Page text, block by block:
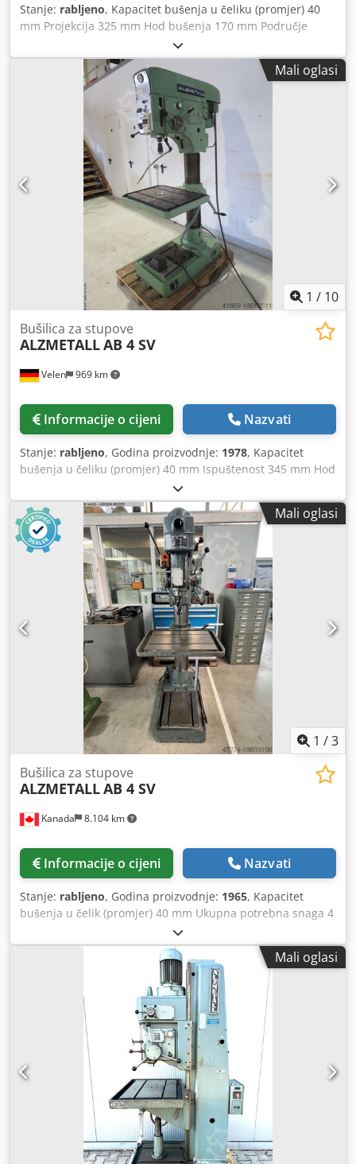
Stanje: rabljeno, Kapacitet bušenja u čeliku (promjer) 40
mm Projekcija 325 mm Hod bušenja 170 mm Područje
stezanja stola 730 x 590 mm Brzina 130 - 1200 o/min
Posmak 0,09 - 0,16 - 0,28 mm/okr Držač alata MK 4 Ukupna
potrebna snaga 1,8 kW Težina stroja cca. 0,7 t Dimenzije D
x Š x V 1,2 x 0,8 x 2,15 m Bušite s: Crsdpfx Agjwn T A Uo Def
hraniti 2 stupnja prijenosa Lijeva/desna rotacija Nožni
prekidač Svjetlo stroja
Mali oglasi
1 / 10
Velen 969 km
Bušilica za stupove
ALZMETALLAB 4 SV
Informacije o cijeni Nazvati
Stanje: rabljeno, Godina proizvodnje: 1978, Kapacitet
bušenja u čeliku (promjer) 40 mm Ispuštenost 345 mm Hod
bušenja 200 mm Površina stola za stezanje 720 x 560 mm
Crjdpfx Aov Ehftog Dsf Broj okretaja 60 - 765 o/min
Automatski posmak 0,15 - 0,2 - 0,3 - 0,36 mm/okret Prihvat
alata MK 4 Ukupna potrebna snaga 3,0 kW Težina stroja
cca 0,4 t Bušilica s: Automatskim posmakom 2 stupnja
prijenosa Desni/lijevi smjer vrtnje Nožna pedala Pumpa
rashladne tekućine Strojna svjetiljka Nova brzostezna glava
Mali oglasi
1 /3
Kanada 8.104 km
Bušilica za stupove
ALZMETALLAB 4 SV
Informacije o cijeni Nazvati
Stanje: rabljeno, Godina proizvodnje: 1965, Kapacitet
bušenja u čelik (promjer) 40 mm Ukupna potrebna snaga 4
kW PONUDA Možemo vam ponuditi neobvezujuće
informacije sa zaliha, rezervirane su pogreške i prethodna
prodaja, ponuda: A L Z M E T A L L Teška stupna bušilica
Tip AB 4 / SV Izgrađeno oko 1965. Serijski broj 10024 _____
_____ Kapacitet bušenja u čeliku 60 40 mm Performanse
bušenja u lijevano željezo 55 mm Morse konus MK4
Promjer 340 mm Promjer stupa 160 mm Hod vretena 160
mm 3 posmaka pri bušenju 0,09/0,16/0,28 mm/okret
Veličina stola 700 x 550 mm Osnovna ploča strojno
obrađena 450 x 600 mm Prilagodba stola okomito 750 mm
Rotacija stola oko stupa 360° Visina ugradnje donjeg stola
do vretena za bušenje cca. 1.200 mm Raspon brzine
vretena Razina 1 stfl. 60 – 210 ili 200 – 600 o/min Razina 2
stfl. 130 – 400 ili 400 – 1.200 o/min Ukupni pogon cca. 2,3 ili
Mali oglasi